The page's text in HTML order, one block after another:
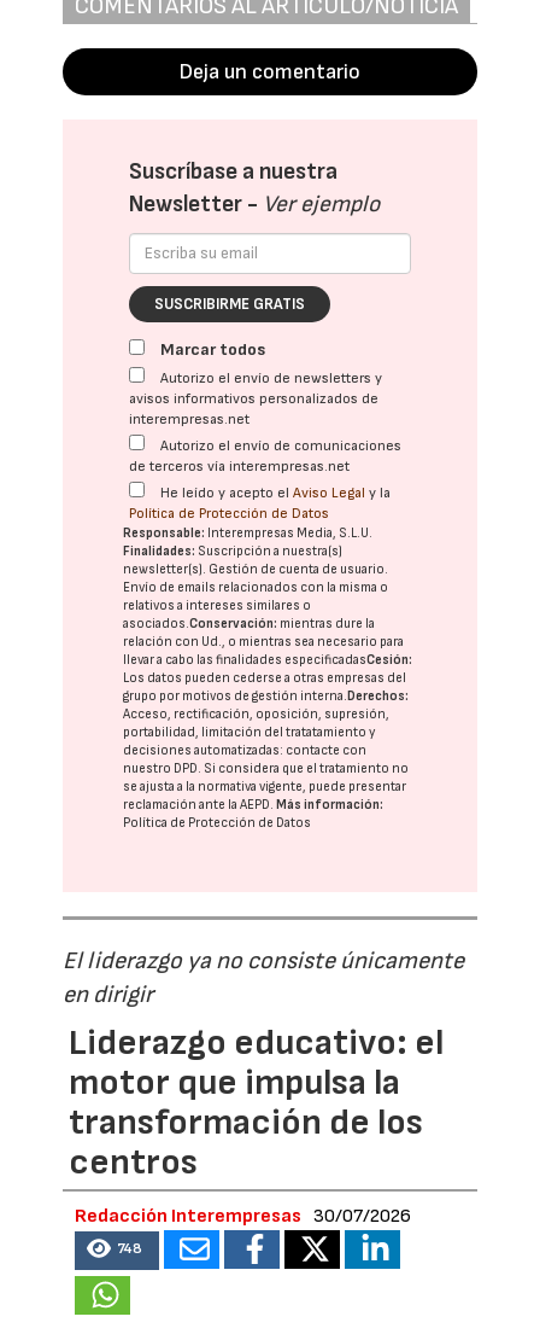
Deja un comentario
Suscríbase a nuestra
Newsletter - Ver ejemplo
SUSCRIBIRME GRATIS
Marcar todos
Autorizo el envío de newsletters y
avisos informativos personalizados de
interempresas.net
Autorizo el envío de comunicaciones
de terceros vía interempresas.net
He leído y acepto elAviso Legal y la
Política de Protección de Datos
Responsable: Interempresas Media, S.L.U.
Finalidades: Suscripción a nuestra(s)
newsletter(s). Gestión de cuenta de usuario.
Envío de emails relacionados con la misma o
relativos a intereses similares o
asociados.Conservación: mientras dure la
relación con Ud., o mientras sea necesario para
llevar a cabo las finalidades especificadasCesión:
Los datos pueden cederse a otras empresas del
grupo por motivos de gestión interna.Derechos:
Acceso, rectificación, oposición, supresión,
portabilidad, limitación del tratatamiento y
decisiones automatizadas: contacte con
nuestro DPD. Si considera que el tratamiento no
se ajusta a la normativa vigente, puede presentar
reclamación ante laAEPD.Más información:
Política de Protección de Datos
El liderazgo ya no consiste únicamente
en dirigir
Liderazgo educativo: el
motor que impulsa la
transformación de los
centros
Redacción Interempresas 30/07/2026
748